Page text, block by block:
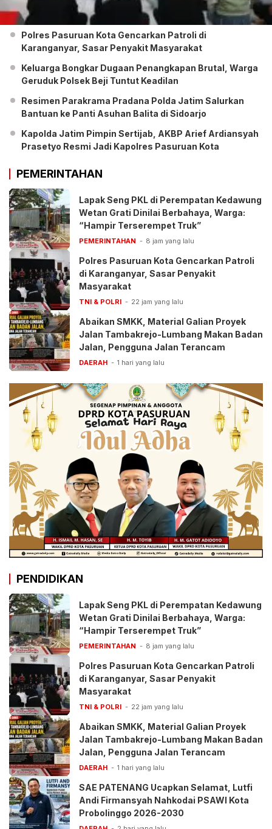
Polres Pasuruan Kota Gencarkan Patroli di
Karanganyar, Sasar Penyakit Masyarakat
Keluarga Bongkar Dugaan Penangkapan Brutal, Warga
Geruduk Polsek Beji Tuntut Keadilan
Resimen Parakrama Pradana Polda Jatim Salurkan
Bantuan ke Panti Asuhan Balita di Sidoarjo
Kapolda Jatim Pimpin Sertijab, AKBP Arief Ardiansyah
Prasetyo Resmi Jadi Kapolres Pasuruan Kota
PEMERINTAHAN
Lapak Seng PKL di Perempatan Kedawung
Wetan Grati Dinilai Berbahaya, Warga:
“Hampir Terserempet Truk”
PEMERINTAHAN 8 jam yang lalu
Polres Pasuruan Kota Gencarkan Patroli
di Karanganyar, Sasar Penyakit
Masyarakat
TNI & POLRI 22 jam yang lalu
Abaikan SMKK, Material Galian Proyek
Jalan Tambakrejo-Lumbang Makan Badan
Jalan, Pengguna Jalan Terancam
DAERAH 1 hari yang lalu
PENDIDIKAN
Lapak Seng PKL di Perempatan Kedawung
Wetan Grati Dinilai Berbahaya, Warga:
“Hampir Terserempet Truk”
PEMERINTAHAN 8 jam yang lalu
Polres Pasuruan Kota Gencarkan Patroli
di Karanganyar, Sasar Penyakit
Masyarakat
TNI & POLRI 22 jam yang lalu
Abaikan SMKK, Material Galian Proyek
Jalan Tambakrejo-Lumbang Makan Badan
Jalan, Pengguna Jalan Terancam
DAERAH 1 hari yang lalu
SAE PATENANG Ucapkan Selamat, Lutfi
Andi Firmansyah Nahkodai PSAWI Kota
Probolinggo 2026-2030